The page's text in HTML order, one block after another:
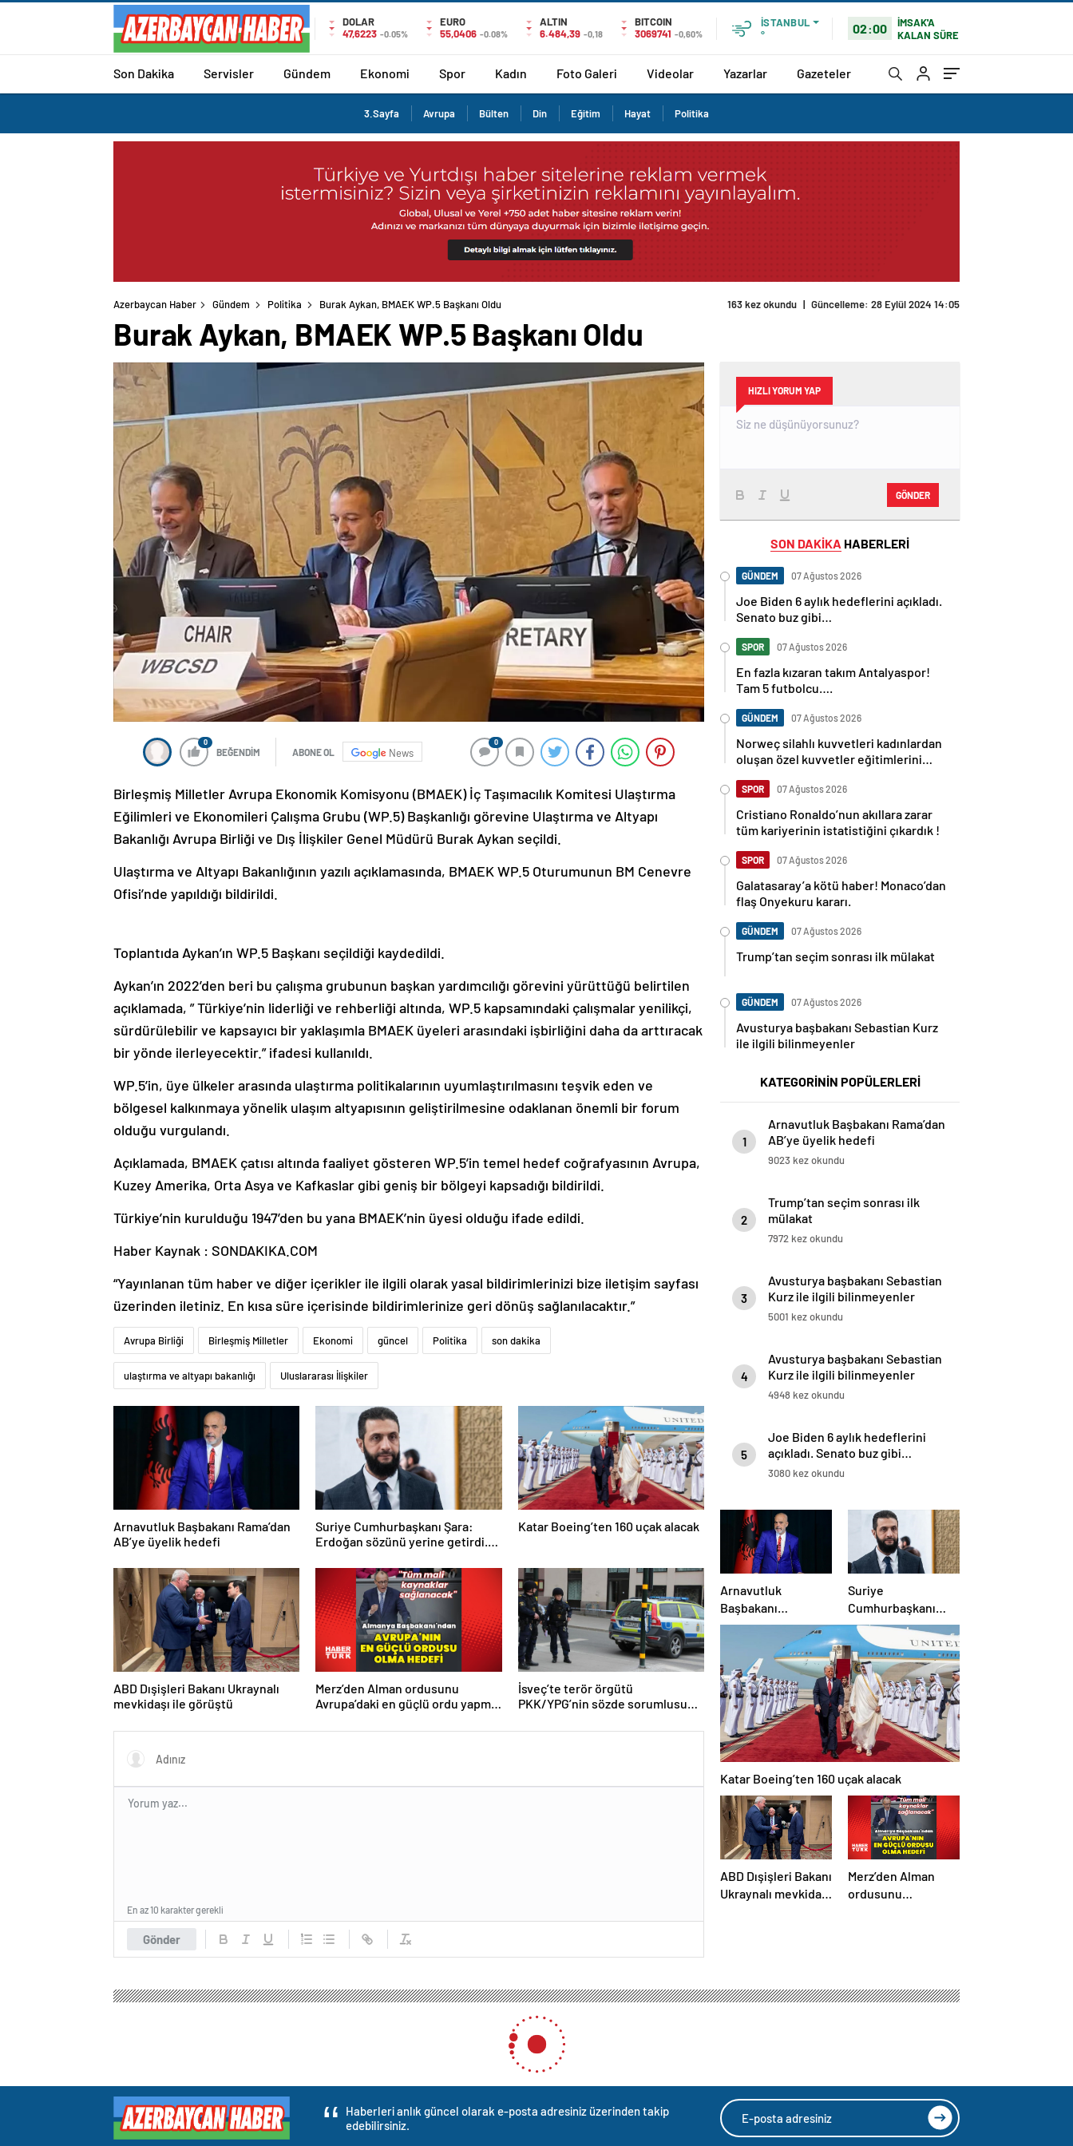
DOLAR
47,6223 -0.05%
EURO
55,0406 -0.08%
ALTIN
6.484,39 -0,18
BITCOIN
3069741 -0,60%
İSTANBUL
°
02:00
İMSAK'A
KALAN SÜRE
Son Dakika Servisler Gündem Ekonomi Spor Kadın Foto Galeri Videolar Yazarlar Gazeteler
3.Sayfa Avrupa Bülten Din Eğitim Hayat Politika
Azerbaycan Haber Gündem Politika Burak Aykan, BMAEK WP.5 Başkanı Oldu 163 kez okundu | Güncelleme: 28 Eylül 2024 14:05
Burak Aykan, BMAEK WP.5 Başkanı Oldu
0
BEĞENDİM ABONE OL News
0
Birleşmiş Milletler Avrupa Ekonomik Komisyonu (BMAEK) İç Taşımacılık Komitesi Ulaştırma
Eğilimleri ve Ekonomileri Çalışma Grubu (WP.5) Başkanlığı görevine Ulaştırma ve Altyapı
Bakanlığı Avrupa Birliği ve Dış İlişkiler Genel Müdürü Burak Aykan seçildi.
Ulaştırma ve Altyapı Bakanlığının yazılı açıklamasında, BMAEK WP.5 Oturumunun BM Cenevre
Ofisi’nde yapıldığı bildirildi.
Toplantıda Aykan’ın WP.5 Başkanı seçildiği kaydedildi.
Aykan’ın 2022’den beri bu çalışma grubunun başkan yardımcılığı görevini yürüttüğü belirtilen
açıklamada, ” Türkiye’nin liderliği ve rehberliği altında, WP.5 kapsamındaki çalışmalar yenilikçi,
sürdürülebilir ve kapsayıcı bir yaklaşımla BMAEK üyeleri arasındaki işbirliğini daha da arttıracak
bir yönde ilerleyecektir.” ifadesi kullanıldı.
WP.5’in, üye ülkeler arasında ulaştırma politikalarının uyumlaştırılmasını teşvik eden ve
bölgesel kalkınmaya yönelik ulaşım altyapısının geliştirilmesine odaklanan önemli bir forum
olduğu vurgulandı.
Açıklamada, BMAEK çatısı altında faaliyet gösteren WP.5’in temel hedef coğrafyasının Avrupa,
Kuzey Amerika, Orta Asya ve Kafkaslar gibi geniş bir bölgeyi kapsadığı bildirildi.
Türkiye’nin kurulduğu 1947’den bu yana BMAEK’nin üyesi olduğu ifade edildi.
Haber Kaynak : SONDAKIKA.COM
“Yayınlanan tüm haber ve diğer içerikler ile ilgili olarak yasal bildirimlerinizi bize iletişim sayfası
üzerinden iletiniz. En kısa süre içerisinde bildirimlerinize geri dönüş sağlanılacaktır.”
Avrupa Birliği Birleşmiş Milletler Ekonomi güncel Politika son dakika
ulaştırma ve altyapı bakanlığı Uluslararası İlişkiler
Arnavutluk Başbakanı Rama’dan
AB’ye üyelik hedefi
Suriye Cumhurbaşkanı Şara:
Erdoğan sözünü yerine getirdi.
Katar Boeing’ten 160 uçak alacak
ABD Dışişleri Bakanı Ukraynalı
mevkidaşı ile görüştü
Merz’den Alman ordusunu
Avrupa’daki en güçlü ordu yapma
İsveç’te terör örgütü
PKK/YPG’nin sözde sorumlusu
Gönder
En az 10 karakter gerekli
HIZLI YORUM YAP
GÖNDER
SON DAKİKA HABERLERİ
GÜNDEM 07 Ağustos 2026
Joe Biden 6 aylık hedeflerini açıkladı.
Senato buz gibi…
SPOR 07 Ağustos 2026
En fazla kızaran takım Antalyaspor!
Tam 5 futbolcu….
GÜNDEM 07 Ağustos 2026
Norweç silahlı kuvvetleri kadınlardan
oluşan özel kuvvetler eğitimlerini
SPOR 07 Ağustos 2026
Cristiano Ronaldo’nun akıllara zarar
tüm kariyerinin istatistiğini çıkardık !
SPOR 07 Ağustos 2026
Galatasaray’a kötü haber! Monaco’dan
flaş Onyekuru kararı.
GÜNDEM 07 Ağustos 2026
Trump’tan seçim sonrası ilk mülakat
GÜNDEM 07 Ağustos 2026
Avusturya başbakanı Sebastian Kurz
ile ilgili bilinmeyenler
KATEGORİNİN POPÜLERLERİ
1
Arnavutluk Başbakanı Rama’dan
AB’ye üyelik hedefi
9023 kez okundu
2
Trump’tan seçim sonrası ilk
mülakat
7972 kez okundu
3
Avusturya başbakanı Sebastian
Kurz ile ilgili bilinmeyenler
5001 kez okundu
4
Avusturya başbakanı Sebastian
Kurz ile ilgili bilinmeyenler
4948 kez okundu
5
Joe Biden 6 aylık hedeflerini
açıkladı. Senato buz gibi…
3080 kez okundu
Arnavutluk
Başbakanı
Rama’dan AB’ye
üyelik hedefi
Suriye
Cumhurbaşkanı
Şara: Erdoğan
sözünü yerine
getirdi. Trump’a da
çok teşekkür
ederim
Katar Boeing’ten 160 uçak alacak
ABD Dışişleri Bakanı
Ukraynalı mevkidaşı
Merz’den Alman
ordusunu
Haberleri anlık güncel olarak e-posta adresiniz üzerinden takip
edebilirsiniz.